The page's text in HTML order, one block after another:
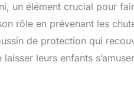
un élément crucial pour
rôle en prévenant les
de protection qui
leurs enfants